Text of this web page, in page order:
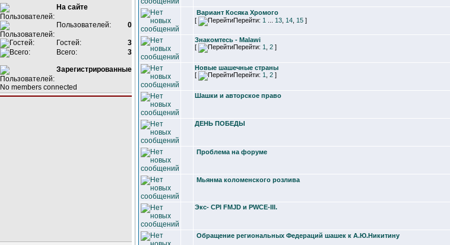
На сайте
Пользователей: 0
Гостей:
3
Всего:
3
Зарегистрированные
No members connected
Вариант Косяка Хромого
[
Перейти: 1 13 14 15 ]
Знакомтесь - Malawi
[
Перейти: 1 2 ]
Новые шашечные страны
[
Перейти: 1 2 ]
Шашки и авторское право
ДЕНЬ ПОБЕДЫ
Проблема на форуме
Мьянма коломенского розлива
Экс- CPI FMJD и PWCE-III.
Обращение региональных Федераций шашек к А.Ю.Никитину